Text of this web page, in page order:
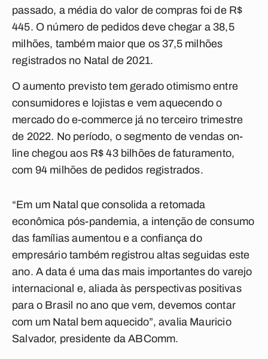
passado, a média do valor de compras foi de R$
445. O número de pedidos deve chegar a 38,5
milhões, também maior que os 37,5 milhões
registrados no Natal de 2021.
O aumento previsto tem gerado otimismo entre
consumidores e lojistas e vem aquecendo o
mercado do e-commerce já no terceiro trimestre
de 2022. No período, o segmento de vendas on-
line chegou aos R$ 43 bilhões de faturamento,
com 94 milhões de pedidos registrados.
“Em um Natal que consolida a retomada
econômica pós-pandemia, a intenção de consumo
das famílias aumentou e a confiança do
empresário também registrou altas seguidas este
ano. A data é uma das mais importantes do varejo
internacional e, aliada às perspectivas positivas
para o Brasil no ano que vem, devemos contar
com um Natal bem aquecido”, avalia Mauricio
Salvador, presidente da ABComm.